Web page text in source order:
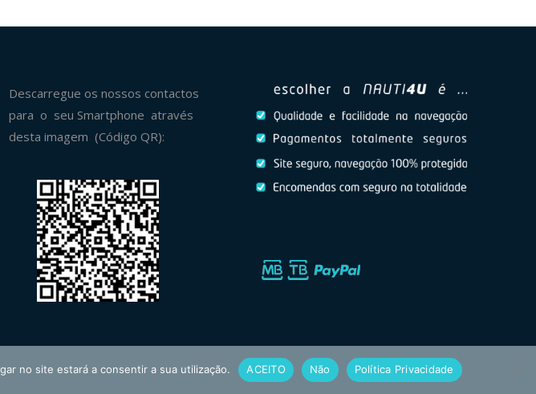
Descarregue os nossos contactos
para o seu Smartphone através
desta imagem (Código QR):
no site estará a consentir a sua utilização. ACEITO Não Política Privacidade